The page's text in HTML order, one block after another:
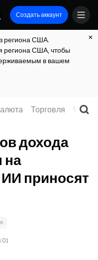
Создать аккаунт
региона США.
региона США, чтобы
в вашем
Торговля Web3
дохода
на
приносят